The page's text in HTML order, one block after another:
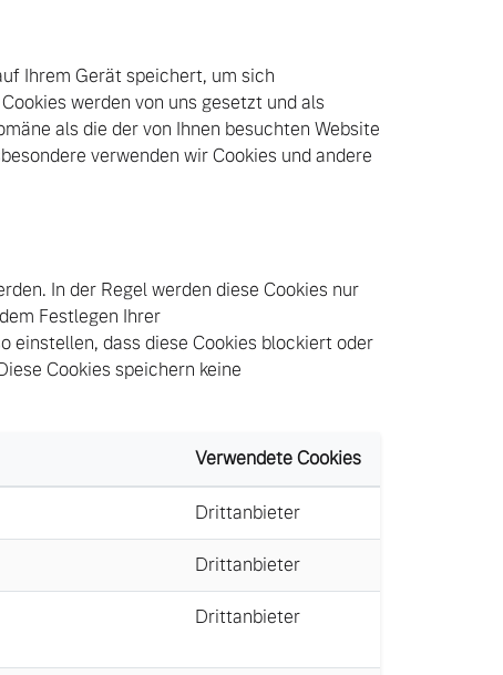
Ihrem Gerät speichert, um sich
werden von uns gesetzt und als
als die der von Ihnen besuchten Website
verwenden wir Cookies und andere
In der Regel werden diese Cookies nur
Festlegen Ihrer
einstellen, dass diese Cookies blockiert oder
Cookies speichern keine
Verwendete Cookies
Drittanbieter
Drittanbieter
Drittanbieter